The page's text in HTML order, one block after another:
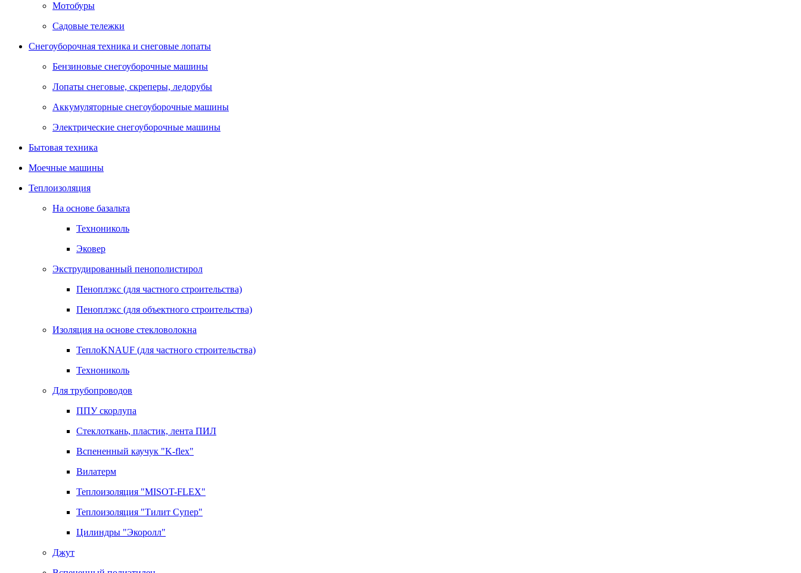
Мотобуры
Садовые тележки
Снегоуборочная техника и снеговые лопаты
Бензиновые снегоуборочные машины
Лопаты снеговые, скреперы, ледорубы
Аккумуляторные снегоуборочные машины
Электрические снегоуборочные машины
Бытовая техника
Моечные машины
Теплоизоляция
На основе базальта
Технониколь
Эковер
Экструдированный пенополистирол
Пеноплэкс (для частного строительства)
Пеноплэкс (для объектного строительства)
Изоляция на основе стекловолокна
ТеплоKNAUF (для частного строительства)
Технониколь
Для трубопроводов
ППУ скорлупа
Стеклоткань, пластик, лента ПИЛ
Вспененный каучук "K-flex"
Вилатерм
Теплоизоляция "MISOT-FLEX"
Теплоизоляция "Тилит Супер"
Цилиндры "Экоролл"
Джут